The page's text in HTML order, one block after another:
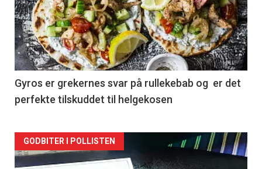
akkurat
nå
-
2
Gyros er grekernes svar på rullekebab og er det
perfekte tilskuddet til helgekosen
Forsiden
GODBITER I POLLISTEN